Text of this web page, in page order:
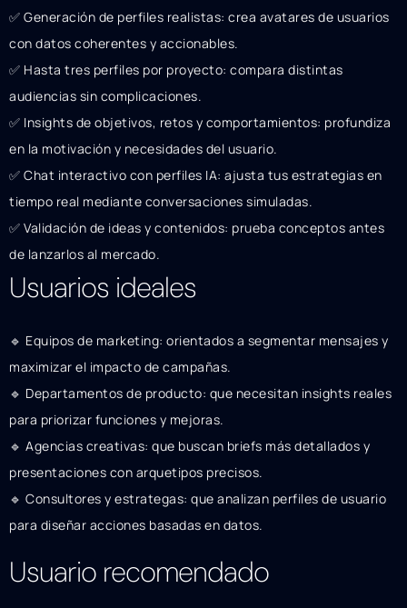
✅ Generación de perfiles realistas: crea avatares de usuarios
con datos coherentes y accionables.
✅ Hasta tres perfiles por proyecto: compara distintas
audiencias sin complicaciones.
✅ Insights de objetivos, retos y comportamientos: profundiza
en la motivación y necesidades del usuario.
✅ Chat interactivo con perfiles IA: ajusta tus estrategias en
tiempo real mediante conversaciones simuladas.
✅ Validación de ideas y contenidos: prueba conceptos antes
de lanzarlos al mercado.
Usuarios ideales
🔹 Equipos de marketing: orientados a segmentar mensajes y
maximizar el impacto de campañas.
🔹 Departamentos de producto: que necesitan insights reales
para priorizar funciones y mejoras.
🔹 Agencias creativas: que buscan briefs más detallados y
presentaciones con arquetipos precisos.
🔹 Consultores y estrategas: que analizan perfiles de usuario
para diseñar acciones basadas en datos.
Usuario recomendado